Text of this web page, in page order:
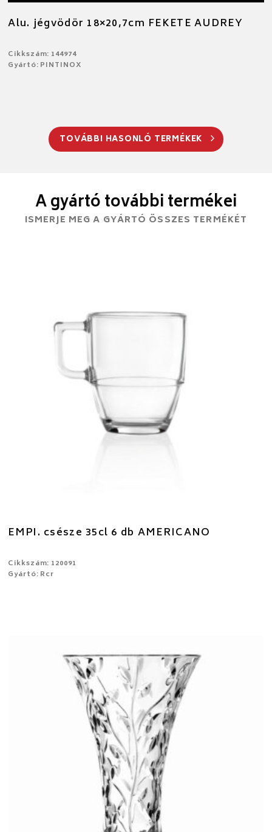
Alu. jégvödör 18×20,7cm FEKETE AUDREY
Cikkszám: 144974
Gyártó: PINTINOX
TOVÁBBI HASONLÓ TERMÉKEK
A gyártó további termékei
ISMERJE MEG A GYÁRTÓ ÖSSZES TERMÉKÉT
EMPI. csésze 35cl 6 db AMERICANO
Cikkszám: 120091
Gyártó: Rcr